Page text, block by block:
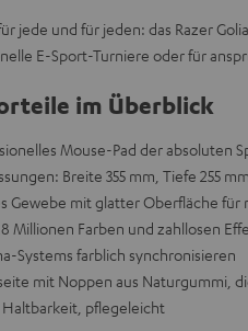
jede und für jeden: das Razer
E-Sport-Turniere oder für
im Überblick
Mouse-Pad der absoluten
Breite 355 mm, Tiefe 255
Gewebe mit glatter Oberfläche für
Millionen Farben und zahllosen
Systems farblich synchronisieren
mit Noppen aus Naturgummi,
Haltbarkeit, pflegeleicht